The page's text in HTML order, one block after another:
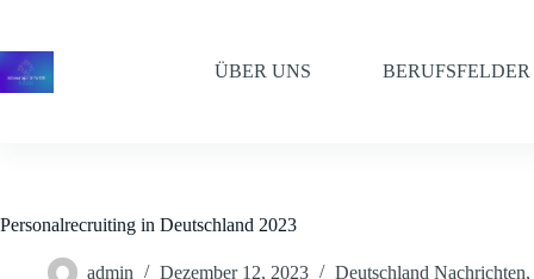
springen
ÜBER UNS
BERUFSFELDER
Personalrecruiting in Deutschland 2023
admin Dezember 12, 2023 Deutschland Nachrichten,